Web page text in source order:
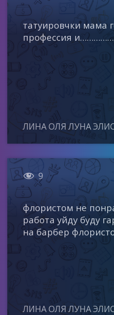
татуировчки мама
профессия
ЛИНА ОЛЯ ЛУНА
 9
флористом не
работа уйду буду
на барбер
ЛИНА ОЛЯ ЛУНА